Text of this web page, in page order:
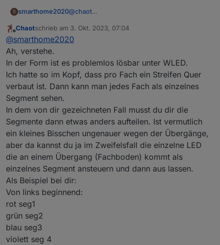
S smarthome2020@chaot
das ganze einbauen. Auf der linken Seite
läuft der LED-Streifen halt von unten nach
einstellen, dass ich die einzelnen Ebenen des
Schranken in der gleichen Farbe leuchten
lassen kann? Will es nicht anbringen und
Offline
Chaotschrieb am 3. Okt. 2023, 07:04
zuletzt editiert von
@smarthome2020
Ah, verstehe.
In der Form ist es problemlos lösbar unter WLED.
Ich hatte so im Kopf, dass pro Fach ein Streifen Quer
verbaut ist. Dann kann man jedes Fach als einzelnes
Segment sehen.
In dem von dir gezeichneten Fall musst du dir die
Segmente dann etwas anders aufteilen. Ist vermutlich
ein kleines Bisschen ungenauer wegen der Übergänge,
aber da kannst du ja im Zweifelsfall die einzelne LED
die an einem Übergang (Fachboden) kommt als
einzelnes Segment ansteuern und dann aus lassen.
Als Beispiel bei dir:
Von links beginnend:
rot seg1
grün seg2
blau seg3
violett seg 4